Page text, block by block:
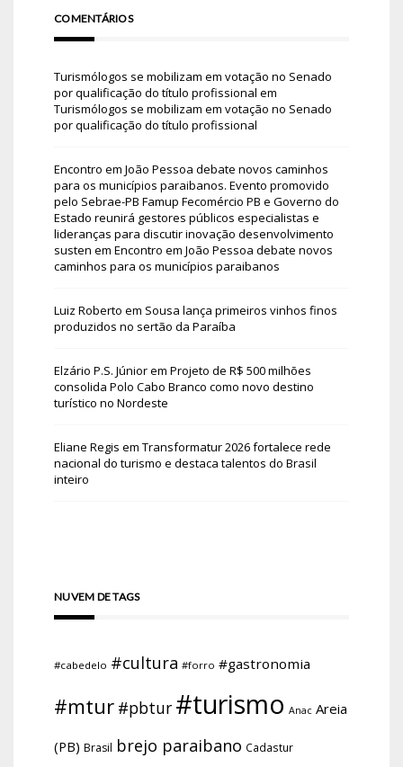
COMENTÁRIOS
Turismólogos se mobilizam em votação no Senado
por qualificação do título profissional em
Turismólogos se mobilizam em votação no Senado
por qualificação do título profissional
Encontro em João Pessoa debate novos caminhos
para os municípios paraibanos. Evento promovido
pelo Sebrae-PB Famup Fecomércio PB e Governo do
Estado reunirá gestores públicos especialistas e
lideranças para discutir inovação desenvolvimento
susten em Encontro em João Pessoa debate novos
caminhos para os municípios paraibanos
Luiz Roberto em Sousa lança primeiros vinhos finos
produzidos no sertão da Paraíba
Elzário P.S. Júniorem Projeto de R$ 500 milhões
consolida Polo Cabo Branco como novo destino
turístico no Nordeste
Eliane Regis em Transformatur 2026 fortalece rede
nacional do turismo e destaca talentos do Brasil
inteiro
NUVEM DE TAGS
#cabedelo #cultura #forro #gastronomia
#mtur #pbtur #turismo Anac Areia
(PB) Brasil brejo paraibano Cadastur